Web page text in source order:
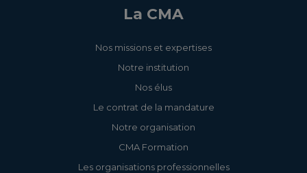
La CMA
Nos missions et expertises
Notre institution
Nos élus
Le contrat de la mandature
Notre organisation
CMA Formation
Les organisations professionnelles